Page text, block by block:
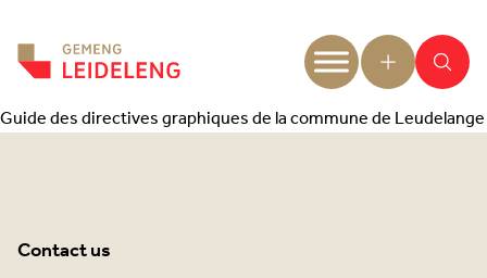
Guide des directives graphiques de la commune de Leudelange
Contact us